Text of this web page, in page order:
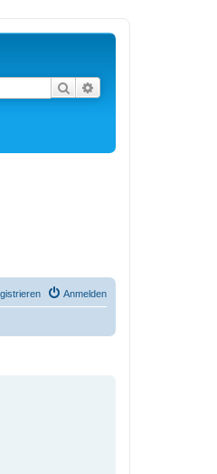
Suche
Anmelden